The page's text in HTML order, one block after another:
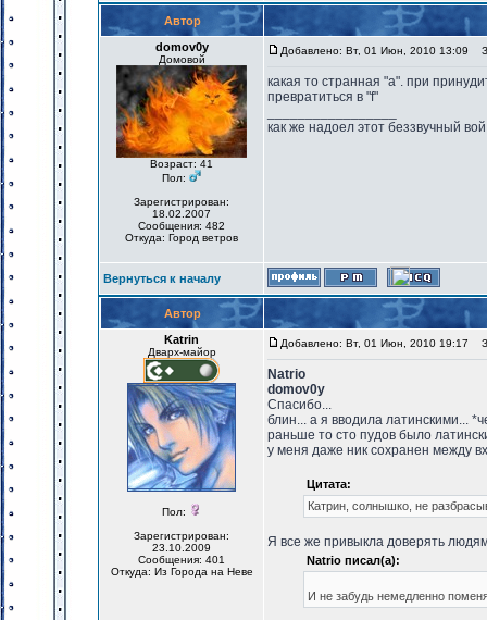
Автор
domov0y
Домовой
Возраст: 41
Пол:
Зарегистрирован:
18.02.2007
Сообщения: 482
Откуда: Город ветров
Добавлено: Вт, 01 Июн, 2010 13:09
какая то странная "а". при
превратиться в "f"
как же надоел этот беззвучный
Вернуться к началу
Автор
Katrin
Дварх-майор
Пол:
Зарегистрирован:
23.10.2009
Сообщения: 401
Откуда: Из Города на Неве
Добавлено: Вт, 01 Июн, 2010 19:17
Natrio
domov0y
Спасибо...
блин... а я вводила латинскими...
раньше то сто пудов было
у меня даже ник сохранен между
Цитата:
Катрин, солнышко, не
Я все же привыкла доверять
Natrio писал(а):
И не забудь немедленно